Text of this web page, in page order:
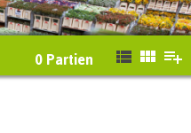
0 Partien